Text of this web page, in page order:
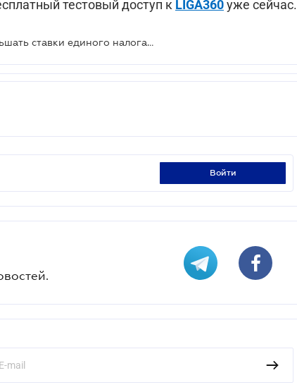
тестовый доступ к LIGA360уже сейчас.
Местным органам разрешили уменьшать ставки единого налога в 2020 году
войти